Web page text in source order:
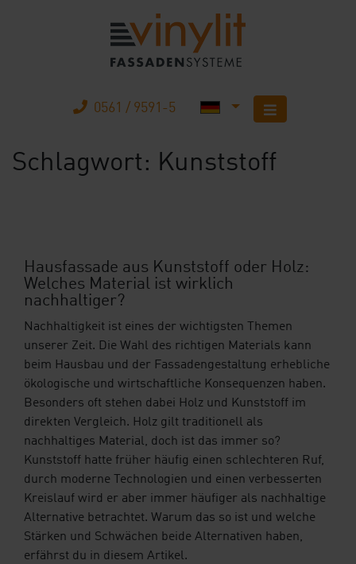
0561 / 9591-5
Startseite
Karriere
Mobilheimbau
Ihre Vorteile
Downloads
Blog
Shop
Schlagwort: Kunststoff
Hausfassade aus Kunststoff oder Holz:
Welches Material ist wirklich
nachhaltiger?
Nachhaltigkeit ist eines der wichtigsten Themen
unserer Zeit. Die Wahl des richtigen Materials kann
beim Hausbau und der Fassadengestaltung erhebliche
ökologische und wirtschaftliche Konsequenzen haben.
Besonders oft stehen dabei Holz und Kunststoff im
direkten Vergleich. Holz gilt traditionell als
nachhaltiges Material, doch ist das immer so?
Kunststoff hatte früher häufig einen schlechteren Ruf,
durch moderne Technologien und einen verbesserten
Kreislauf wird er aber immer häufiger als nachhaltige
Alternative betrachtet. Warum das so ist und welche
Stärken und Schwächen beide Alternativen haben,
erfährst du in diesem Artikel.